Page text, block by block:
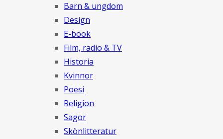
Barn & ungdom
Design
E-book
Film, radio & TV
Historia
Kvinnor
Poesi
Religion
Sagor
Skönlitteratur